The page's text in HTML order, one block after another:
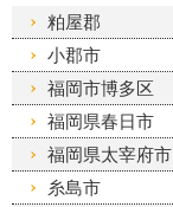
粕屋郡
小郡市
福岡市博多区
福岡県春日市
福岡県太宰府市
糸島市